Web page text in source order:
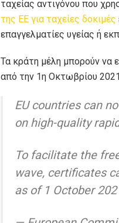
ταχείας αντιγόνου που
της ΕΕ για ταχείες δοκιμές
επαγγελματίες υγείας ή
Τα κράτη μέλη μπορούν να
από την 1η Οκτωβρίου
EU countries can
on high-quality
To facilitate the
wave, certificates
as of 1 October